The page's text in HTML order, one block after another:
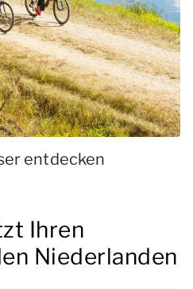
entdecken
Ihren
Niederlanden